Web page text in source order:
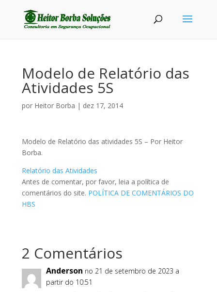
Modelo de Relatório das
Atividades 5S
por Heitor Borba | dez 17, 2014
Modelo de Relatório das atividades 5S – Por Heitor
Borba.
Relatório das Atividades
Antes de comentar, por favor, leia a política de
comentários do site. POLÍTICA DE COMENTÁRIOS DO
HBS
2 Comentários
Anderson no 21 de setembro de 2023 a
partir do 10:51